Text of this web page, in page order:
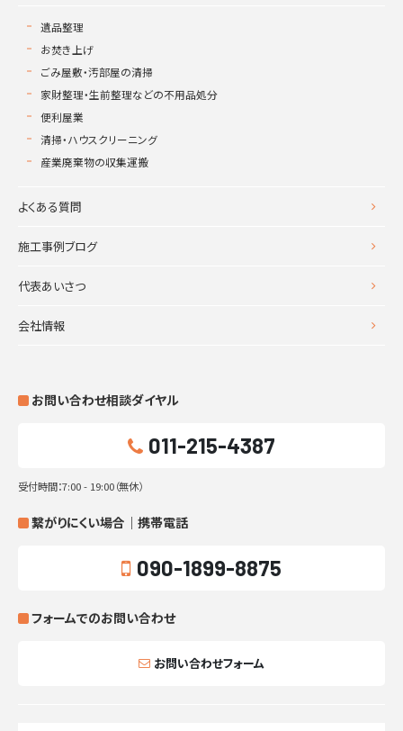
遺品整理
お焚き上げ
ごみ屋敷・汚部屋の清掃
家財整理・生前整理などの不用品処分
便利屋業
清掃・ハウスクリーニング
産業廃棄物の収集運搬
よくある質問
施工事例ブログ
代表あいさつ
会社情報
お問い合わせ相談ダイヤル
011-215-4387
受付時間：7:00 - 19:00（無休）
繋がりにくい場合｜携帯電話
090-1899-8875
フォームでのお問い合わせ
お問い合わせフォーム